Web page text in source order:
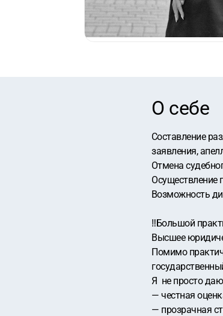
О себе
️Cоcтавлениe
зaявлeния,
️Отмена
Осуществление
️Возможность
‼️Большой
Высшее
Помимо
Я не просто
— честная
— прозрачная